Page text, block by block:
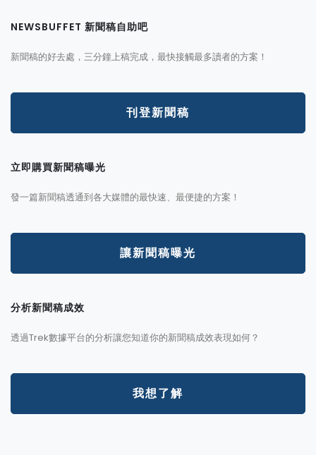
NEWSBUFFET 新聞稿自助吧
新聞稿的好去處，三分鐘上稿完成，最快接觸最多讀者的方案！
刊登新聞稿
立即購買新聞稿曝光
發一篇新聞稿透通到各大媒體的最快速、最便捷的方案！
讓新聞稿曝光
分析新聞稿成效
透過Trek數據平台的分析讓您知道你的新聞稿成效表現如何？
我想了解